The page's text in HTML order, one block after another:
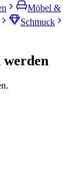
Möbel &
Schmuck